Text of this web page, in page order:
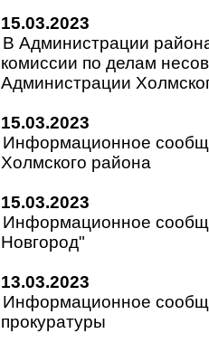
15.03.2023
В Администрации
комиссии по делам
Администрации
15.03.2023
Информационное
Холмского района
15.03.2023
Информационное
Новгород"
13.03.2023
Информационное
прокуратуры